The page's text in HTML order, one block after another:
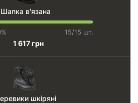
Шапка в'язана
15/15 шт.
1 617 грн
шкіряні